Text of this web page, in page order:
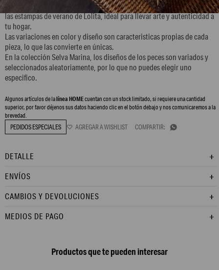
La colección de vajilla está pintada a mano, inspirada en la naturaleza y
las estampas de verano de Lolita, ideal para llevar arte y autenticidad a
tu hogar.
Las variaciones en color y diseño son caracteristicas propias de cada
pieza, lo que las convierte en únicas.
En la colección Selva Marina, los diseños de los peces son variados y
seleccionados aleatoriamente, por lo que no puedes elegir uno
especifico.
PEDIDOS ESPECIALES
Algunos artículos de lalínea HOMEcuentan con un stock limitado, si requiere una cantidad
superior, por favor déjenos sus datos haciendo clic en el botón debajo y nos comunicaremos a la
brevedad.

DETALLE
ENVÍOS
CAMBIOS Y DEVOLUCIONES
MEDIOS DE PAGO
Productos que te pueden interesar